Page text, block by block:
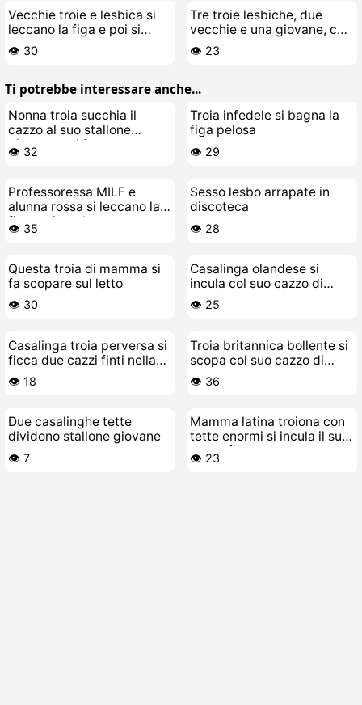
Vecchie troie e lesbica si
leccano la figa e poi si
scopano con un cazzo di
gomma
👁️ 30
Tre troie lesbiche, due
vecchie e una giovane, che
si baciano e leccano fighe
👁️ 23
Ti potrebbe interessare anche...
Nonna troia succhia il
cazzo al suo stallone
giovane e si fa scopare a
pecora
👁️ 32
Troia infedele si bagna la
figa pelosa
👁️ 29
Professoressa MILF e
alunna rossa si leccano la
figa a vicenda
👁️ 35
Sesso lesbo arrapate in
discoteca
👁️ 28
Questa troia di mamma si
fa scopare sul letto
👁️ 30
Casalinga olandese si
incula col suo cazzo di
giocattolo
👁️ 25
Casalinga troia perversa si
ficca due cazzi finti nella
figa bagnata
👁️ 18
Troia britannica bollente si
scopa col suo cazzo di
gomma
👁️ 36
Due casalinghe tette
dividono stallone giovane
👁️ 7
Mamma latina troiona con
tette enormi si incula il suo
cazzo finto
👁️ 23